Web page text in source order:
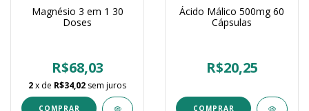
Magnésio 3 em 1 30
Doses
R$68,03
2x de R$34,02 sem juros
Ácido Málico 500mg 60
Cápsulas
R$20,25